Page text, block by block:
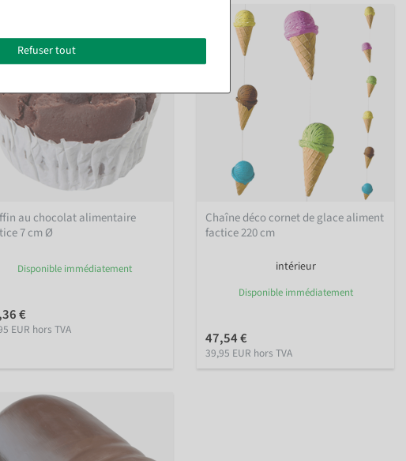
au chocolat alimentaire
7 cm Ø
Disponible immédiatement
€
EUR hors TVA
Chaîne déco cornet de glace aliment
factice 220 cm
intérieur
Disponible immédiatement
47,54 €
39,95 EUR hors TVA
Refuser tout